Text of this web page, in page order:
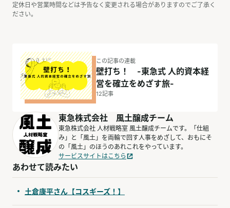
定休日や営業時間などは予告なく変更される場合がありますのでご了承く
ださい。
この記事の連載
壁打ち！ -東急式 人的資本経
営を確立をめざす旅-
12記事
東急株式会社 風土醸成チーム
東急株式会社 人材戦略室 風土醸成チームです。「仕組
み」と「風土」を両輪で回す人事をめざして、おもにそ
の「風土」のほうのあれこれをやっています。
サービスサイトはこちら
あわせて読みたい
土倉康平さん【コスギーズ！】